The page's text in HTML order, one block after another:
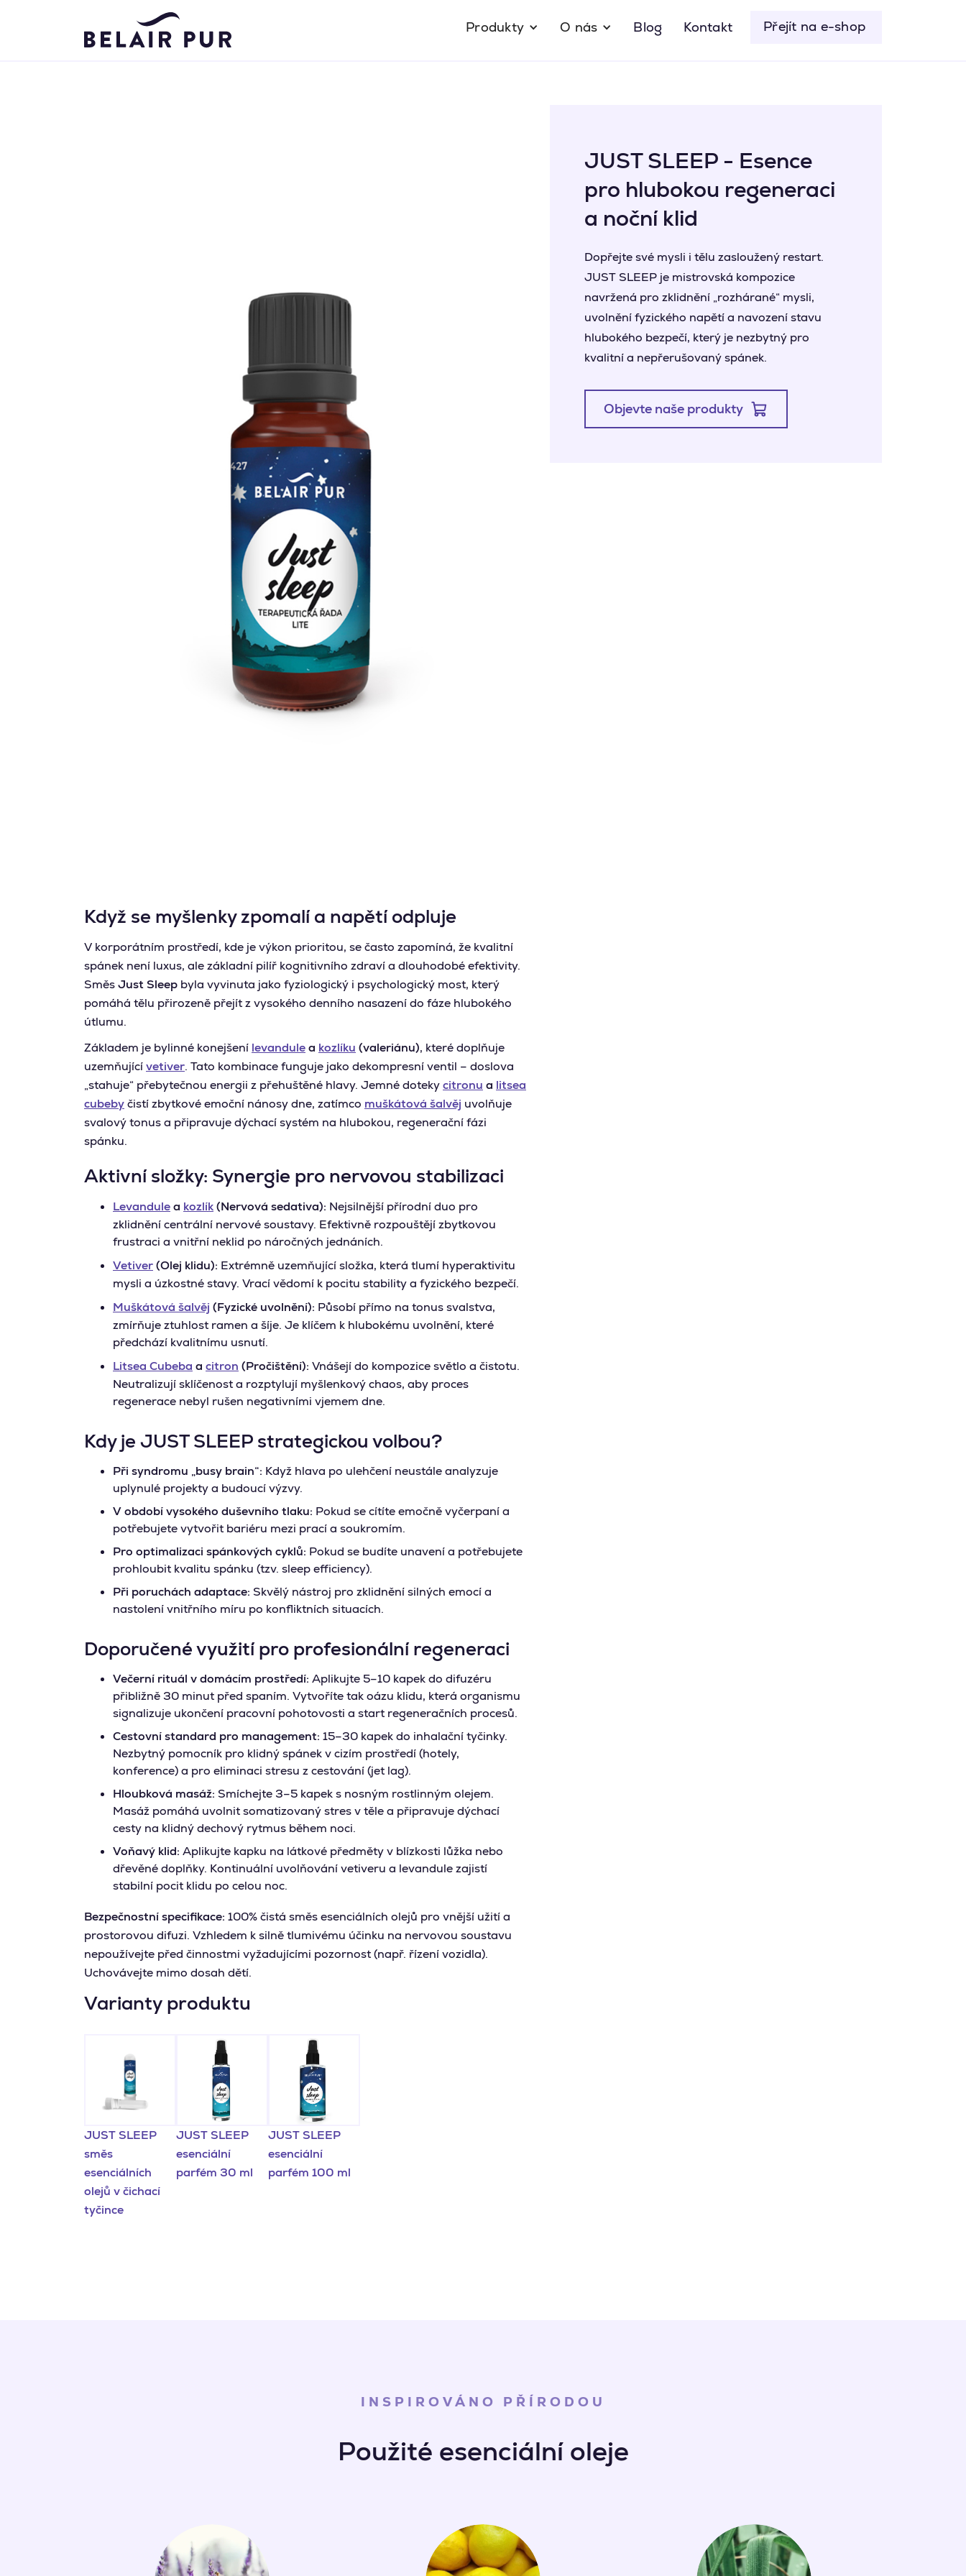
Produkty O nás Blog Kontakt Přejít na e-shop
Když se myšlenky zpomalí a napětí odpluje
V korporátním prostředí, kde je výkon prioritou, se často zapomíná, že kvalitní
spánek není luxus, ale základní pilíř kognitivního zdraví a dlouhodobé efektivity.
SměsJust Sleep byla vyvinuta jako fyziologický i psychologický most, který
pomáhá tělu přirozeně přejít z vysokého denního nasazení do fáze hlubokého
útlumu.
Základem je bylinné konejšení levandulea kozlíku (valeriánu), které doplňuje
uzemňujícívetiver. Tato kombinace funguje jako dekompresní ventil – doslova
„stahuje“ přebytečnou energii z přehuštěné hlavy. Jemné dotekycitronu a litsea
cubebyčistí zbytkové emoční nánosy dne, zatímco muškátová šalvěj uvolňuje
svalový tonus a připravuje dýchací systém na hlubokou, regenerační fázi
spánku.
Aktivní složky: Synergie pro nervovou stabilizaci
Levandulea kozlík(Nervová sedativa): Nejsilnější přírodní duo pro
zklidnění centrální nervové soustavy. Efektivně rozpouštějí zbytkovou
frustraci a vnitřní neklid po náročných jednáních.
Vetiver(Olej klidu): Extrémně uzemňující složka, která tlumí hyperaktivitu
mysli a úzkostné stavy. Vrací vědomí k pocitu stability a fyzického bezpečí.
Muškátová šalvěj (Fyzické uvolnění): Působí přímo na tonus svalstva,
zmírňuje ztuhlost ramen a šíje. Je klíčem k hlubokému uvolnění, které
předchází kvalitnímu usnutí.
Litsea Cubeba a citron (Pročištění): Vnášejí do kompozice světlo a čistotu.
Neutralizují sklíčenost a rozptylují myšlenkový chaos, aby proces
regenerace nebyl rušen negativními vjemem dne.
Kdy je JUST SLEEP strategickou volbou?
Při syndromu „busy brain“: Když hlava po ulehčení neustále analyzuje
uplynulé projekty a budoucí výzvy.
V období vysokého duševního tlaku: Pokud se cítíte emočně vyčerpaní a
potřebujete vytvořit bariéru mezi prací a soukromím.
Pro optimalizaci spánkových cyklů: Pokud se budíte unavení a potřebujete
prohloubit kvalitu spánku (tzv. sleep efficiency).
Při poruchách adaptace: Skvělý nástroj pro zklidnění silných emocí a
nastolení vnitřního míru po konfliktních situacích.
Doporučené využití pro profesionální regeneraci
Večerní rituál v domácím prostředí: Aplikujte 5–10 kapek do difuzéru
přibližně 30 minut před spaním. Vytvoříte tak oázu klidu, která organismu
signalizuje ukončení pracovní pohotovosti a start regeneračních procesů.
Cestovní standard pro management: 15–30 kapek do inhalační tyčinky.
Nezbytný pomocník pro klidný spánek v cizím prostředí (hotely,
konference) a pro eliminaci stresu z cestování (jet lag).
Hloubková masáž: Smíchejte 3–5 kapek s nosným rostlinným olejem.
Masáž pomáhá uvolnit somatizovaný stres v těle a připravuje dýchací
cesty na klidný dechový rytmus během noci.
Voňavý klid: Aplikujte kapku na látkové předměty v blízkosti lůžka nebo
dřevěné doplňky. Kontinuální uvolňování vetiveru a levandule zajistí
stabilní pocit klidu po celou noc.
Bezpečnostní specifikace: 100% čistá směs esenciálních olejů pro vnější užití a
prostorovou difuzi. Vzhledem k silně tlumivému účinku na nervovou soustavu
nepoužívejte před činnostmi vyžadujícími pozornost (např. řízení vozidla).
Uchovávejte mimo dosah dětí.
Varianty produktu
JUST SLEEP
směs
esenciálních
olejů v čichací
tyčince
JUST SLEEP
esenciální
parfém 30 ml
JUST SLEEP
esenciální
parfém 100 ml
JUST SLEEP - Esence
pro hlubokou regeneraci
a noční klid
Dopřejte své mysli i tělu zasloužený restart.
JUST SLEEP je mistrovská kompozice
navržená pro zklidnění „rozhárané“ mysli,
uvolnění fyzického napětí a navození stavu
hlubokého bezpečí, který je nezbytný pro
kvalitní a nepřerušovaný spánek.
Objevte naše produkty
INSPIROVÁNO PŘÍRODOU
Použité esenciální oleje